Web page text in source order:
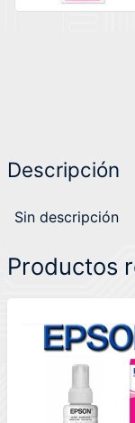
Descripción
Sin descripción
Productos